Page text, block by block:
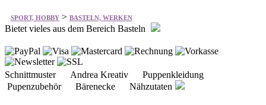
SPORT, HOBBY > BASTELN, WERKEN
Bietet vieles aus dem Bereich Basteln
Schnittmuster Andrea Kreativ Puppenkleidung
Pupenzubehör Bärenecke Nähzutaten